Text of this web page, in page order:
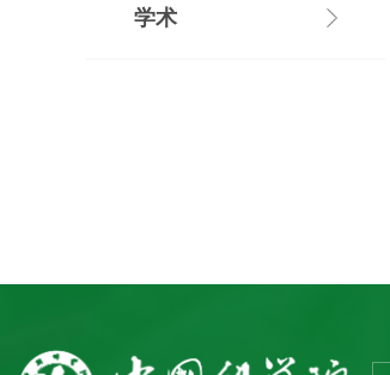
学术